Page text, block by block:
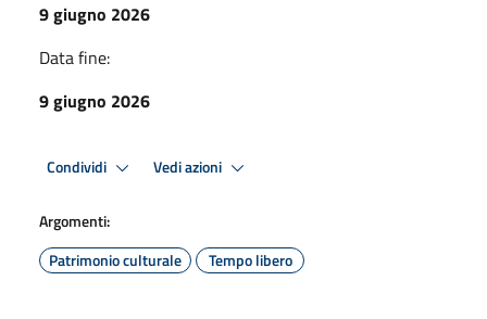
9 giugno 2026
Data fine:
9 giugno 2026
Condividi Vedi azioni
Argomenti:
Patrimonio culturale
Tempo libero